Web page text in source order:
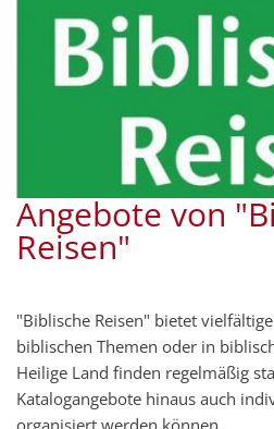
Angebote von
Reisen"
"Biblische Reisen" bietet
biblischen Themen oder in
Heilige Land finden regelmäßig
Katalogangebote hinaus auch
organisiert werden können.